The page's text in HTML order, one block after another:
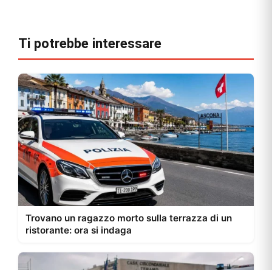
Ti potrebbe interessare
Trovano un ragazzo morto sulla terrazza di un
ristorante: ora si indaga